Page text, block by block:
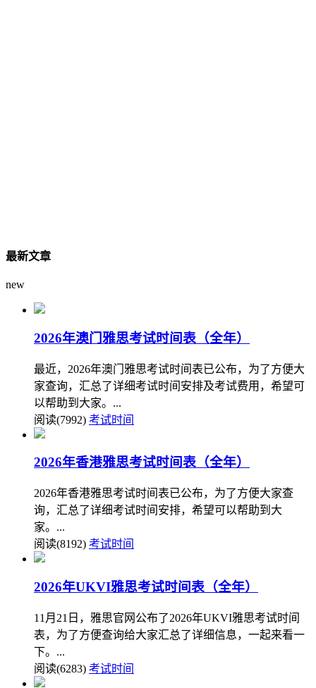
最新文章
new
2026年澳门雅思考试时间表（全年）
最近，2026年澳门雅思考试时间表已公布，为了方便大
家查询，汇总了详细考试时间安排及考试费用，希望可
以帮助到大家。...
阅读(7992) 考试时间
2026年香港雅思考试时间表（全年）
2026年香港雅思考试时间表已公布，为了方便大家查
询，汇总了详细考试时间安排，希望可以帮助到大
家。...
阅读(8192) 考试时间
2026年UKVI雅思考试时间表（全年）
11月21日，雅思官网公布了2026年UKVI雅思考试时间
表，为了方便查询给大家汇总了详细信息，一起来看一
下。...
阅读(6283) 考试时间